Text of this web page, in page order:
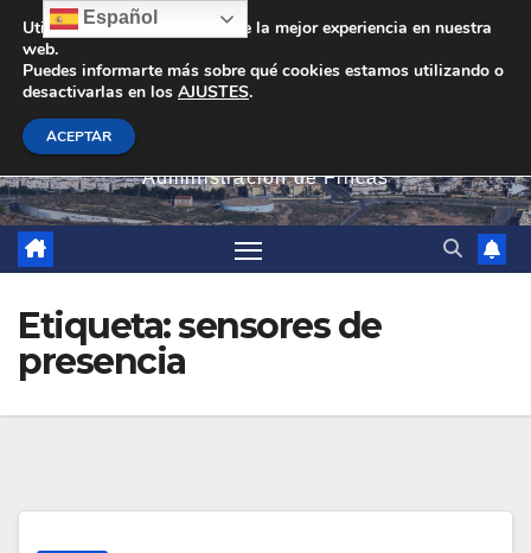
contenido
Administración de Fincas
Etiqueta:sensores de
presencia
Español
Utilizamos cookies para darte la mejor experiencia en nuestra
web.
Puedes informarte más sobre qué cookies estamos utilizando o
desactivarlas en los AJUSTES.
ACEPTAR